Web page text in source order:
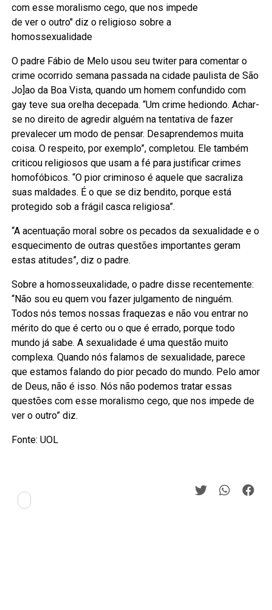
com esse moralismo cego, que nos impede
de ver o outro" diz o religioso sobre a
homossexualidade
O padre Fábio de Melo usou seu twiter para comentar o
crime ocorrido semana passada na cidade paulista de São
Jo]ao da Boa Vista, quando um homem confundido com
gay teve sua orelha decepada. “Um crime hediondo. Achar-
se no direito de agredir alguém na tentativa de fazer
prevalecer um modo de pensar. Desaprendemos muita
coisa. O respeito, por exemplo”, completou. Ele também
criticou religiosos que usam a fé para justificar crimes
homofóbicos. “O pior criminoso é aquele que sacraliza
suas maldades. É o que se diz bendito, porque está
protegido sob a frágil casca religiosa”.
“A acentuação moral sobre os pecados da sexualidade e o
esquecimento de outras questões importantes geram
estas atitudes”, diz o padre.
Sobre a homosseuxalidade, o padre disse recentemente:
“Não sou eu quem vou fazer julgamento de ninguém.
Todos nós temos nossas fraquezas e não vou entrar no
mérito do que é certo ou o que é errado, porque todo
mundo já sabe. A sexualidade é uma questão muito
complexa. Quando nós falamos de sexualidade, parece
que estamos falando do pior pecado do mundo. Pelo amor
de Deus, não é isso. Nós não podemos tratar essas
questões com esse moralismo cego, que nos impede de
ver o outro” diz.
Fonte: UOL